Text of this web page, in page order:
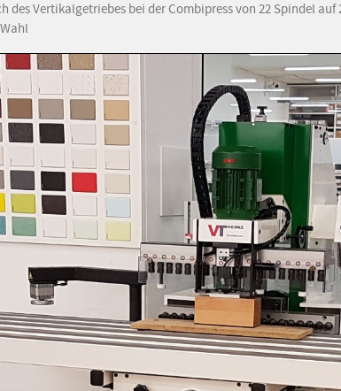
des Vertikalgetriebes bei der Combipress von 22 Spindel